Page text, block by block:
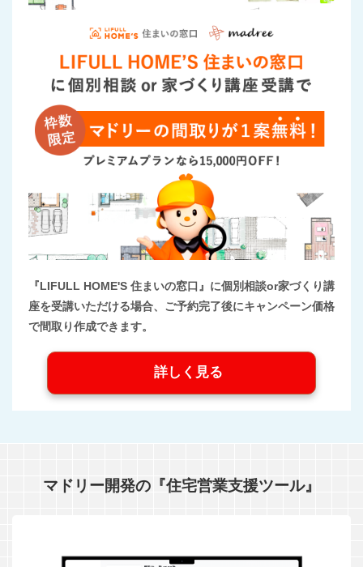
『LIFULL HOME'S 住まいの窓口』に個別相談or家づくり講
座を受講いただける場合、ご予約完了後にキャンペーン価格
で間取り作成できます。
詳しく見る
マドリー開発の『住宅営業支援ツール』